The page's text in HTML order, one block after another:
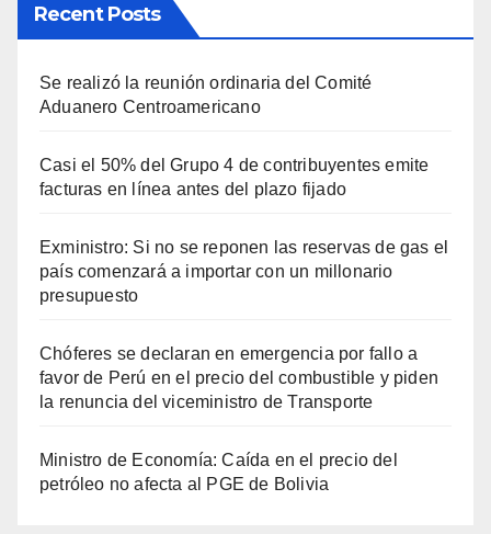
Recent Posts
Se realizó la reunión ordinaria del Comité
Aduanero Centroamericano
Casi el 50% del Grupo 4 de contribuyentes emite
facturas en línea antes del plazo fijado
Exministro: Si no se reponen las reservas de gas el
país comenzará a importar con un millonario
presupuesto
Chóferes se declaran en emergencia por fallo a
favor de Perú en el precio del combustible y piden
la renuncia del viceministro de Transporte
Ministro de Economía: Caída en el precio del
petróleo no afecta al PGE de Bolivia